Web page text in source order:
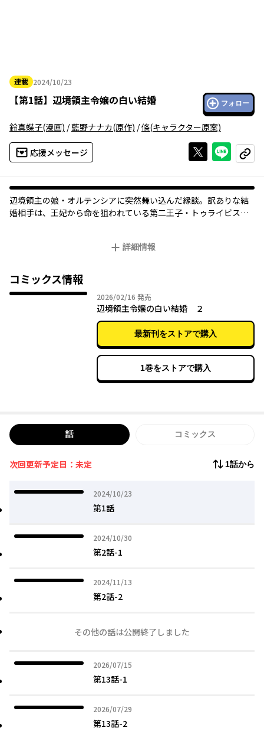
連載 2024/10/23
2024年10月23日
【第1話】 辺境領主令嬢の白い結婚 フォロー
鈴真蝶子(漫画) /藍野ナナカ(原作) /條(キャラクター原案)
応援メッセージ Xで投稿する
ライン
コピー
辺境領主の娘・オルテンシアに突然舞い込んだ縁談。訳ありな結
婚相手は、王妃から命を狙われている第二王子・トゥライビスだ
辺境地区の動植物への興味や心優しさを示すトゥライビスに次第
しかし、オルテンシアにはある秘密があって……
訳あり令嬢×訳あり王子、癒しと波乱の新婚ラブファンタジー！
詳細情報
コミックス情報
2026/02/16 2026年02月16日
発売
辺境領主令嬢の白い結婚 ２
最新刊をストアで購入
1巻をストアで購入
話 コミックス
次回更新予定日：未定 1話から
2024/10/23
2024年10月23日
第1話
2024/10/30
2024年10月30日
第2話-1
2024/11/13
2024年11月13日
第2話-2
その他の話は公開終了しました
2026/07/15
2026年07月15日
第13話-1
2026/07/29
2026年07月29日
第13話-2